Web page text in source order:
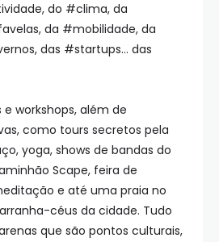
do #clima, da
da #mobilidade, da
das #startups… das
workshops, além de
como tours secretos pela
yoga, shows de bandas do
Scape, feira de
e até uma praia no
céus da cidade. Tudo
que são pontos culturais,